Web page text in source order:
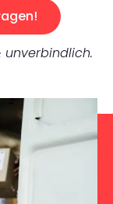
unverbindlich.